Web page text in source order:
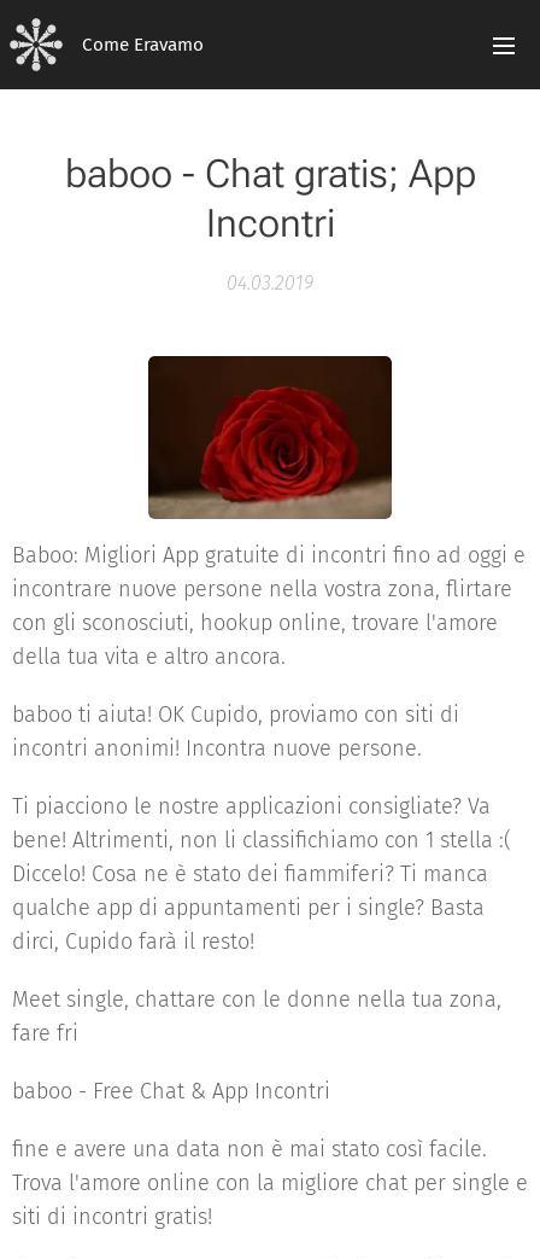
Come Eravamo
baboo - Chat gratis; App
Incontri
04.03.2019
Baboo: Migliori App gratuite di incontri fino ad oggi e
incontrare nuove persone nella vostra zona, flirtare
con gli sconosciuti, hookup online, trovare l'amore
della tua vita e altro ancora.
baboo ti aiuta! OK Cupido, proviamo con siti di
incontri anonimi! Incontra nuove persone.
Ti piacciono le nostre applicazioni consigliate? Va
bene! Altrimenti, non li classifichiamo con 1 stella :(
Diccelo! Cosa ne è stato dei fiammiferi? Ti manca
qualche app di appuntamenti per i single? Basta
dirci, Cupido farà il resto!
Meet single, chattare con le donne nella tua zona,
fare fri
baboo - Free Chat & App Incontri
fine e avere una data non è mai stato così facile.
Trova l'amore online con la migliore chat per single e
siti di incontri gratis!